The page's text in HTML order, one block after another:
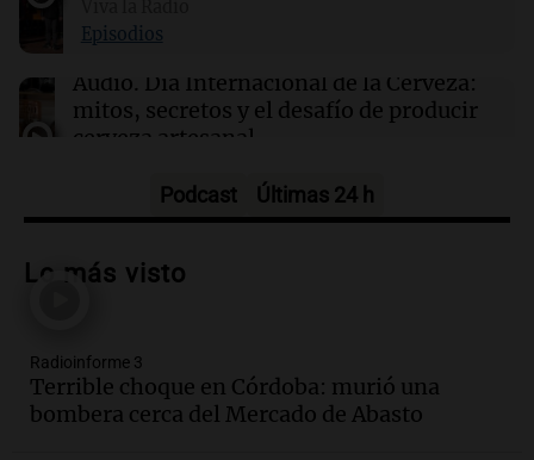
La Feria de Editores 2026: un espacio para la
cultura y la premiación de librerías
Episodios
Audio. Día Internacional de la Cerveza:
mitos, secretos y el desafío de producir
cerveza artesanal
Audio.Tucumán enfrenta un equilibrio
consumo y recaudación
Audio.La calidad del empleo en
Argentina cae y preocupa a economistas
en un contexto de crisis económica
Podcast Últimas 24 h
Lo más visto
Radioinforme 3
Terrible choque en Córdoba: murió una
bombera cerca del Mercado de Abasto